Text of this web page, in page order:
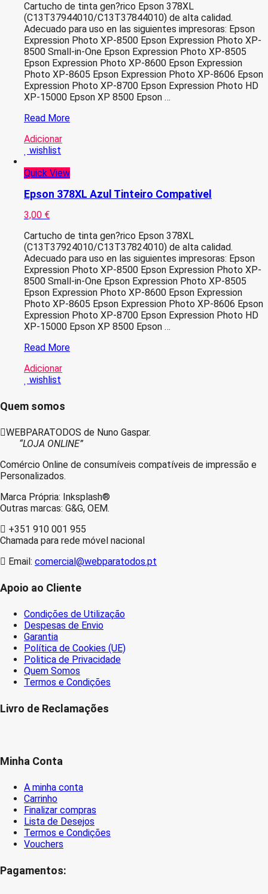
Cartucho de tinta gen?rico Epson 378XL
(C13T37944010/C13T37844010) de alta calidad.
Adecuado para uso en las siguientes impresoras: Epson
Expression Photo XP-8500 Epson Expression Photo XP-
8500 Small-in-One Epson Expression Photo XP-8505
Epson Expression Photo XP-8600 Epson Expression
Photo XP-8605 Epson Expression Photo XP-8606 Epson
Expression Photo XP-8700 Epson Expression Photo HD
XP-15000 Epson XP 8500 Epson …
Epson
Amarelo
Tinteiro
Read More
Adicionar
wishlist
Quick View
Epson 378XL Azul Tinteiro Compativel
3,00 €
Cartucho de tinta gen?rico Epson 378XL
(C13T37924010/C13T37824010) de alta calidad.
Adecuado para uso en las siguientes impresoras: Epson
Expression Photo XP-8500 Epson Expression Photo XP-
8500 Small-in-One Epson Expression Photo XP-8505
Epson Expression Photo XP-8600 Epson Expression
Photo XP-8605 Epson Expression Photo XP-8606 Epson
Expression Photo XP-8700 Epson Expression Photo HD
XP-15000 Epson XP 8500 Epson …
Epson
Azul
Tinteiro
Read More
Adicionar
wishlist
Quem somos
WEBPARATODOS de Nuno Gaspar.
“LOJA ONLINE”
Comércio Online de consumíveis compatíveis de impressão e
Personalizados.
Marca Própria: Inksplash®
Outras marcas: G&G, OEM.
+351 910 001 955
Chamada para rede móvel nacional
Email: comercial@webparatodos.pt
Apoio ao Cliente
Condições de Utilização
Despesas de Envio
Garantia
Política de Cookies (UE)
Politica de Privacidade
Quem Somos
Termos e Condições
Livro de Reclamações
Minha Conta
A minha conta
Carrinho
Finalizar compras
Lista de Desejos
Termos e Condições
Vouchers
Pagamentos: